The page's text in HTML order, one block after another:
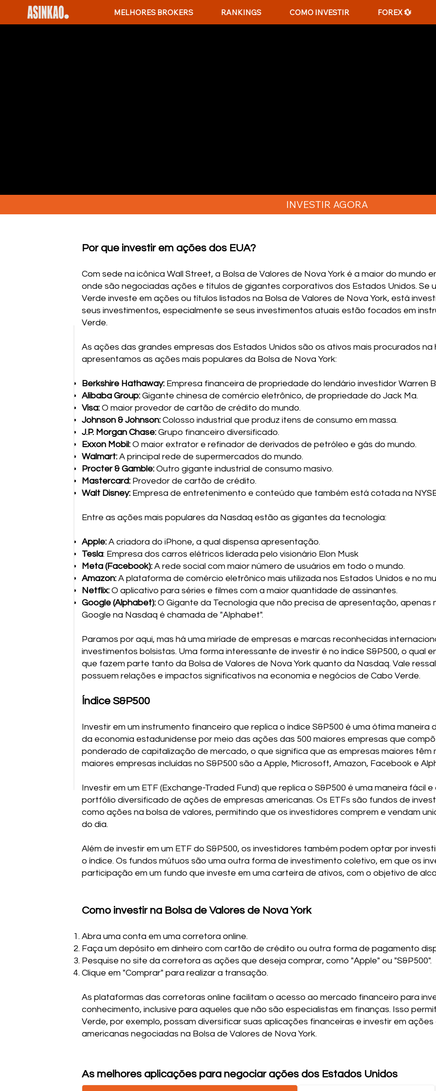
MELHORES BROKERS RANKINGS COMO INVESTIR FOREX 💱
Por que investir em ações dos EUA?
Com sede na icônica Wall Street, a Bolsa de Valores de Nova York é a maior do mundo
onde são negociadas ações e títulos de gigantes corporativos dos Estados Unidos. Se
Verde investe em ações ou títulos listados na Bolsa de Valores de Nova York, está
seus investimentos, especialmente se seus investimentos atuais estão focados em
Verde.
As ações das grandes empresas dos Estados Unidos são os ativos mais procurados na
apresentamos as ações mais populares da Bolsa de Nova York:
Berkshire Hathaway: Empresa financeira de propriedade do lendário investidor Warren
Alibaba Group: Gigante chinesa de comércio eletrônico, de propriedade do Jack Ma.
Visa: O maior provedor de cartão de crédito do mundo.
Johnson & Johnson: Colosso industrial que produz itens de consumo em massa.
J.P. Morgan Chase: Grupo financeiro diversificado.
Exxon Mobil: O maior extrator e refinador de derivados de petróleo e gás do mundo.
Walmart: A principal rede de supermercados do mundo.
Procter & Gamble: Outro gigante industrial de consumo masivo.
Mastercard: Provedor de cartão de crédito.
Walt Disney: Empresa de entretenimento e conteúdo que também está cotada na
Entre as ações mais populares da Nasdaq estão as gigantes da tecnologia:
Apple: A criadora do iPhone, a qual dispensa apresentação.
Tesla: Empresa dos carros elétricos liderada pelo visionário Elon Musk
Meta (Facebook): A rede social com maior número de usuários em todo o mundo.
Amazon: A plataforma de comércio eletrônico mais utilizada nos Estados Unidos e no
Netflix: O aplicativo para séries e filmes com a maior quantidade de assinantes.
Google (Alphabet): O Gigante da Tecnologia que não precisa de apresentação, apenas
Google na Nasdaq é chamada de "Alphabet".
Paramos por aqui, mas há uma miríade de empresas e marcas reconhecidas
investimentos bolsistas. Uma forma interessante de investir é no índice S&P500, o qual
que fazem parte tanto da Bolsa de Valores de Nova York quanto da Nasdaq. Vale
possuem relações e impactos significativos na economia e negócios de Cabo Verde.
Índice S&P500
Investir em um instrumento financeiro que replica o índice S&P500 é uma ótima
da economia estadunidense por meio das ações das 500 maiores empresas que
ponderado de capitalização de mercado, o que significa que as empresas maiores têm
maiores empresas incluídas no S&P500 são a Apple, Microsoft, Amazon, Facebook e
Investir em um ETF (Exchange-Traded Fund) que replica o S&P500 é uma maneira fácil
portfólio diversificado de ações de empresas americanas. Os ETFs são fundos de
como ações na bolsa de valores, permitindo que os investidores comprem e vendam
do dia.
Além de investir em um ETF do S&P500, os investidores também podem optar por
o índice. Os fundos mútuos são uma outra forma de investimento coletivo, em que os
participação em um fundo que investe em uma carteira de ativos, com o objetivo de
Como investir na Bolsa de Valores de Nova York
Abra uma conta em uma corretora online.
Faça um depósito em dinheiro com cartão de crédito ou outra forma de pagamento
Pesquise no site da corretora as ações que deseja comprar, como "Apple" ou "S&P500".
Clique em "Comprar" para realizar a transação.
As plataformas das corretoras online facilitam o acesso ao mercado financeiro para
conhecimento, inclusive para aqueles que não são especialistas em finanças. Isso
Verde, por exemplo, possam diversificar suas aplicações financeiras e investir em
americanas negociadas na Bolsa de Valores de Nova York.
As melhores aplicações para negociar ações dos Estados Unidos
INVESTIR AGORA